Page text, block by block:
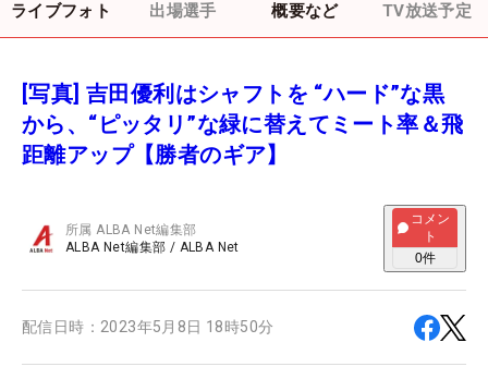
ライブフォト 出場選手 概要など TV放送予定
[写真] 吉田優利はシャフトを “ハード”な黒
から、“ピッタリ”な緑に替えてミート率＆飛
距離アップ【勝者のギア】
所属ALBA Net編集部
ALBA Net編集部 / ALBA Net
コメン
ト
0件
配信日時： 2023年5月8日 18時50分